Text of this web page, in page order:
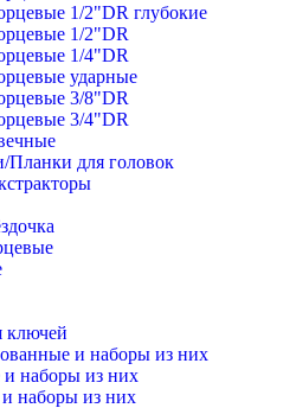
1/2"DR глубокие
1/2"DR
1/4"DR
ударные
3/8"DR
3/4"DR
Планки для головок
ключей
и наборы из них
наборы из них
наборы из них